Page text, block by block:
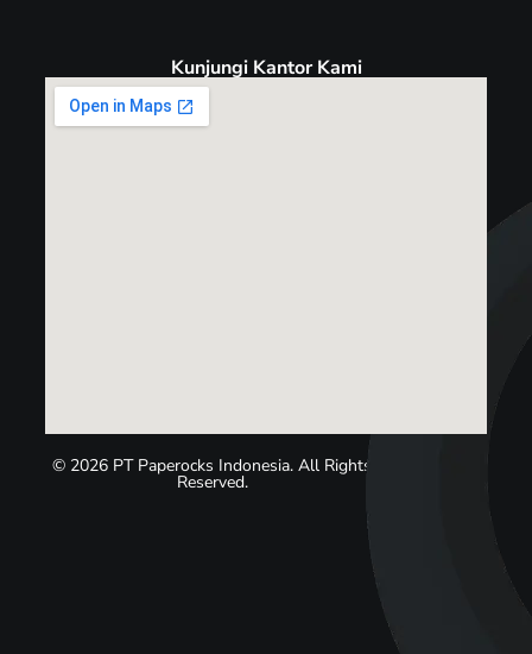
Kunjungi Kantor Kami
© 2026 PT Paperocks Indonesia. All Rights
Reserved.